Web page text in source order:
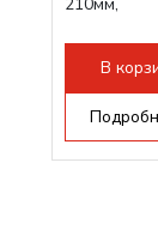
Проводка:...
В